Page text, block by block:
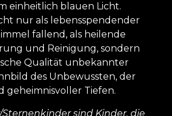
einheitlich blauen Licht.
nur als lebensspendender
fallend, als heilende
und Reinigung, sondern
Qualität unbekannter
des Unbewussten, der
geheimnisvoller Tiefen.
sind Kinder, die